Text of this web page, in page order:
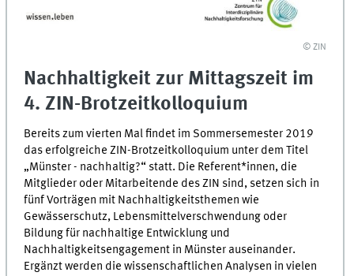
© ZIN
Nachhaltigkeit zur Mittagszeit im
4. ZIN-Brotzeitkolloquium
Bereits zum vierten Mal findet im Sommersemester 2019
das erfolgreiche ZIN-Brotzeitkolloquium unter dem Titel
„Münster - nachhaltig?“ statt. Die Referent*innen, die
Mitglieder oder Mitarbeitende des ZIN sind, setzen sich in
fünf Vorträgen mit Nachhaltigkeitsthemen wie
Gewässerschutz, Lebensmittelverschwendung oder
Bildung für nachhaltige Entwicklung und
Nachhaltigkeitsengagement in Münster auseinander.
Ergänzt werden die wissenschaftlichen Analysen in vielen